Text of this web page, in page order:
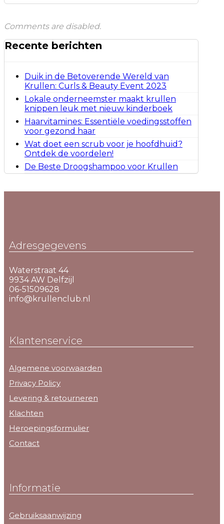
Comments are disabled.
Recente berichten
Duik in de Betoverende Wereld van
Krullen: Curls & Beauty Event 2023
Lokale onderneemster maakt krullen
knippen leuk met nieuw kinderboek
Haarvitamines: Essentiële voedingsstoffen
voor gezond haar
Wat doet een scrub voor je hoofdhuid?
Ontdek de voordelen!
De Beste Droogshampoo voor Krullen
Adresgegevens
Waterstraat 44
9934 AW Delfzijl
06-51509628
info@krullenclub.nl
Klantenservice
Algemene voorwaarden
Privacy Policy
Levering & retourneren
Klachten
Heroepingsformulier
Contact
Informatie
Gebruiksaanwijzing